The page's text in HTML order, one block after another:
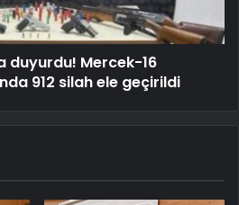
duyurdu! Mercek-16
912 silah ele geçirildi